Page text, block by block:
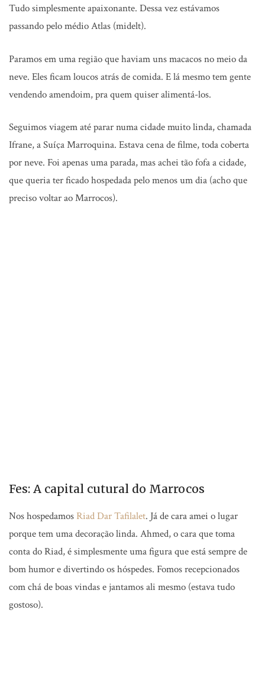
Tudo simplesmente apaixonante. Dessa vez estávamos
passando pelo médio Atlas (midelt).
Paramos em uma região que haviam uns macacos no meio da
neve. Eles ficam loucos atrás de comida. E lá mesmo tem gente
vendendo amendoim, pra quem quiser alimentá-los.
Seguimos viagem até parar numa cidade muito linda, chamada
Ifrane, a Suíça Marroquina. Estava cena de filme, toda coberta
por neve. Foi apenas uma parada, mas achei tão fofa a cidade,
que queria ter ficado hospedada pelo menos um dia (acho que
preciso voltar ao Marrocos).
Fes: A capital cutural do Marrocos
Nos hospedamos Riad Dar Tafilalet. Já de cara amei o lugar
porque tem uma decoração linda. Ahmed, o cara que toma
conta do Riad, é simplesmente uma figura que está sempre de
bom humor e divertindo os hóspedes. Fomos recepcionados
com chá de boas vindas e jantamos ali mesmo (estava tudo
gostoso).